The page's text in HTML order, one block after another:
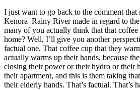
I just want to go back to the comment
Kenora–Rainy River made in regard to
many of you actually think that that coffee
home? Well, I’ll give you another
factual one. That coffee cup that they
actually warms up their hands, because
closing their power or their hydro or their
their apartment, and this is them taking
their elderly hands. That’s factual. That’s